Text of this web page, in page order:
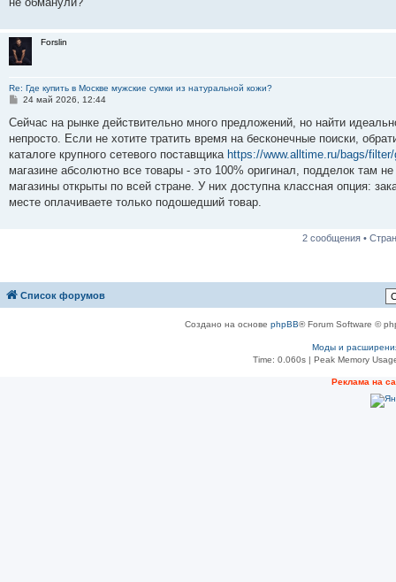
Forslin
Re: Где купить в Москве мужские сумки из натуральной кожи?
С
о
щ
е
и
е
24 май 2026, 12:44
Сейчас на рынке действительно много предложений, но найти
непросто. Если не хотите тратить время на бесконечные поиски,
каталоге крупного сетевого поставщика https://www.alltime.ru/bags/
магазине абсолютно все товары - это 100% оригинал, подделок там
магазины открыты по всей стране. У них доступна классная опция:
месте оплачиваете только подошедший товар.
2 сообщения •
Список форумов
Создано на основе phpBB® Forum Software ©
Моды и
Time: 0.060s| Peak Memory
Реклама на